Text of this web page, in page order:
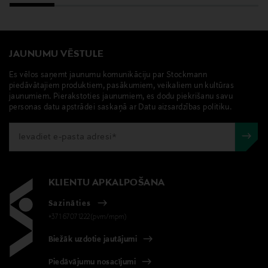
JAUNUMU VĒSTULE
Es vēlos saņemt jaunumu komunikāciju par Stockmann
piedāvātajiem produktiem, pasākumiem, veikaliem un kultūras
jaunumiem. Pierakstoties jaunumiem, es dodu piekrišanu savu
personas datu apstrādei saskaņā ar Datu aizsardzības politiku.
KLIENTU APKALPOŠANA
Sazināties
+371 67071222(pvm/mpm)
Biežāk uzdotie jautājumi
Piedāvājumu nosacījumi